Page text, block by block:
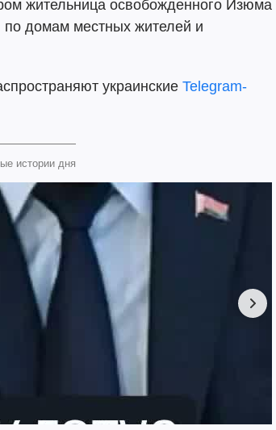
жительница освобожденного Изюма
по домам местных жителей и
украинские Telegram-
истории дня